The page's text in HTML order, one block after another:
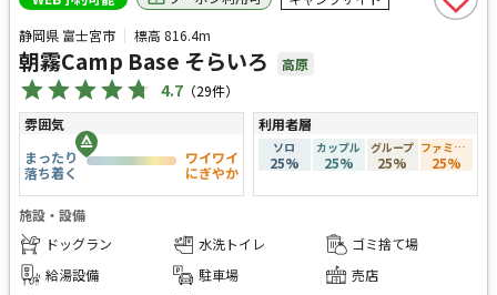
静岡県 富士宮市
標高 816.4m
朝霧Camp Base そらいろ 高原
4.7 （29件）
雰囲気
まったり
落ち着く
ワイワイ
にぎやか
利用者層
ソロ
25%
カップル
25%
グループ
25%
ファミリー
25%
施設・設備
ドッグラン
水洗トイレ
ゴミ捨て場
給湯設備
駐車場
売店